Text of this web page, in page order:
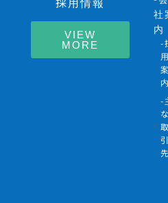
VIEW
MORE
社
内
-
用
案
内
-
な
取
引
先